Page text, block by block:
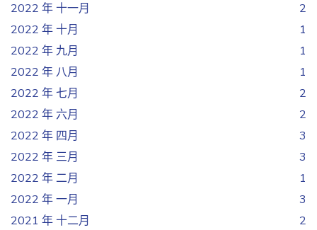
2022 年 十一月
2
2022 年 十月
1
2022 年 九月
1
2022 年 八月
1
2022 年 七月
2
2022 年 六月
2
2022 年 四月
3
2022 年 三月
3
2022 年 二月
1
2022 年 一月
3
2021 年 十二月
2